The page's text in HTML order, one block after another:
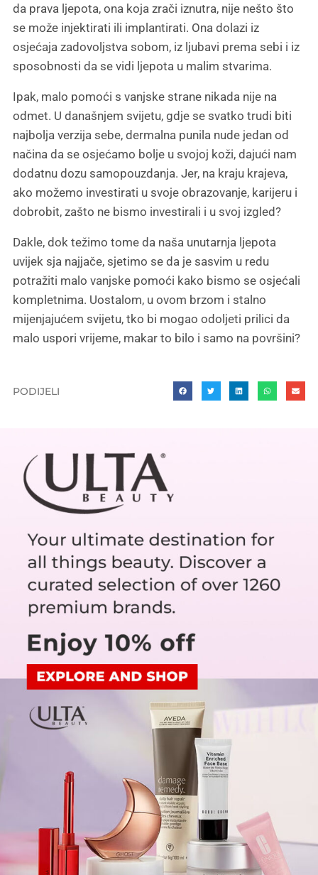
da prava ljepota, ona koja zrači iznutra, nije nešto što
se može injektirati ili implantirati. Ona dolazi iz
osjećaja zadovoljstva sobom, iz ljubavi prema sebi i iz
sposobnosti da se vidi ljepota u malim stvarima.
Ipak, malo pomoći s vanjske strane nikada nije na
odmet. U današnjem svijetu, gdje se svatko trudi biti
najbolja verzija sebe, dermalna punila nude jedan od
načina da se osjećamo bolje u svojoj koži, dajući nam
dodatnu dozu samopouzdanja. Jer, na kraju krajeva,
ako možemo investirati u svoje obrazovanje, karijeru i
dobrobit, zašto ne bismo investirali i u svoj izgled?
Dakle, dok težimo tome da naša unutarnja ljepota
uvijek sja najjače, sjetimo se da je sasvim u redu
potražiti malo vanjske pomoći kako bismo se osjećali
kompletnima. Uostalom, u ovom brzom i stalno
mijenjajućem svijetu, tko bi mogao odoljeti prilici da
malo uspori vrijeme, makar to bilo i samo na površini?
PODIJELI